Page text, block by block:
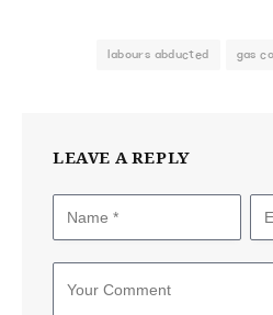
gas
labours abducted
LEAVE A REPLY